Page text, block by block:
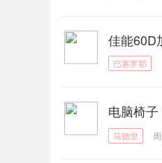
佳能60D
电脑椅子